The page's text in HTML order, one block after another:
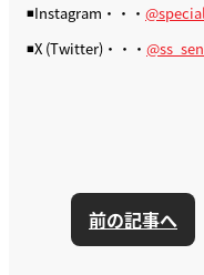
◾️Instagram・・・
◾️X (Twitter)・・・
前の記事へ